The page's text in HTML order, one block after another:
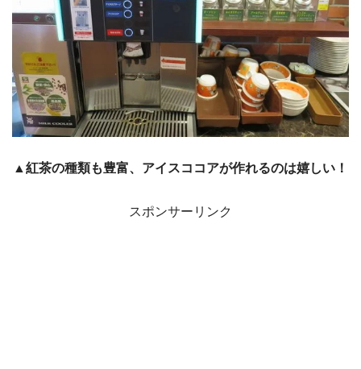
▲紅茶の種類も豊富、アイスココアが作れるのは嬉しい！
スポンサーリンク